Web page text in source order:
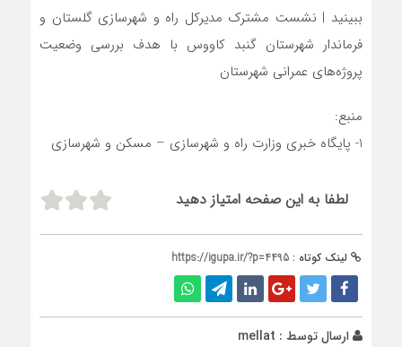
ببینید | نشست مشترک مدیرکل راه و شهرسازی گلستان و
فرماندار شهرستان گنبد کاووس با هدف بررسی وضعیت
پروژه‌های عمرانی شهرستان
منبع:
1- پایگاه خبری وزارت راه و شهرسازی – مسکن و شهرسازی
لطفا به این صفحه امتیاز دهید
لینک کوتاه : https://igupa.ir/?p=4495
ارسال توسط : mellat